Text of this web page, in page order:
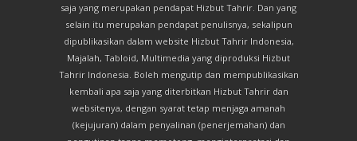
saja yang merupakan pendapat Hizbut Tahrir. Dan yang
selain itu merupakan pendapat penulisnya, sekalipun
dipublikasikan dalam website Hizbut Tahrir Indonesia,
Majalah, Tabloid, Multimedia yang diproduksi Hizbut
Tahrir Indonesia. Boleh mengutip dan mempublikasikan
kembali apa saja yang diterbitkan Hizbut Tahrir dan
websitenya, dengan syarat tetap menjaga amanah
(kejujuran) dalam penyalinan (penerjemahan) dan